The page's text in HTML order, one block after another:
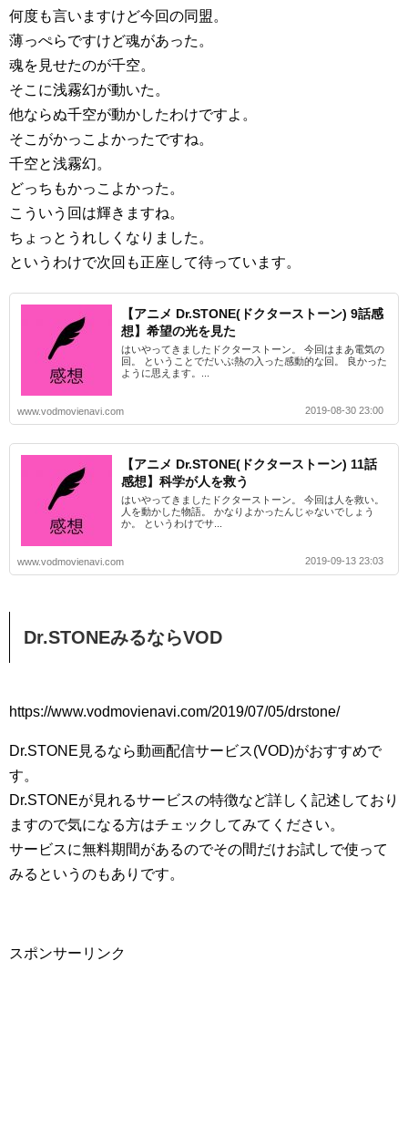
何度も言いますけど今回の同盟。
薄っぺらですけど魂があった。
魂を見せたのが千空。
そこに浅霧幻が動いた。
他ならぬ千空が動かしたわけですよ。
そこがかっこよかったですね。
千空と浅霧幻。
どっちもかっこよかった。
こういう回は輝きますね。
ちょっとうれしくなりました。
というわけで次回も正座して待っています。
【アニメ Dr.STONE(ドクターストーン) 9話感
想】希望の光を見た
はいやってきましたドクターストーン。 今回はまあ電気の
回。 ということでだいぶ熱の入った感動的な回。 良かった
ように思えます。...
www.vodmovienavi.com 2019-08-30 23:00
【アニメ Dr.STONE(ドクターストーン) 11話
感想】科学が人を救う
はいやってきましたドクターストーン。 今回は人を救い。
人を動かした物語。 かなりよかったんじゃないでしょう
か。 というわけでサ...
www.vodmovienavi.com 2019-09-13 23:03
Dr.STONEみるならVOD
https://www.vodmovienavi.com/2019/07/05/drstone/
Dr.STONE見るなら動画配信サービス(VOD)がおすすめで
す。
Dr.STONEが見れるサービスの特徴など詳しく記述しており
ますので気になる方はチェックしてみてください。
サービスに無料期間があるのでその間だけお試しで使って
みるというのもありです。
スポンサーリンク